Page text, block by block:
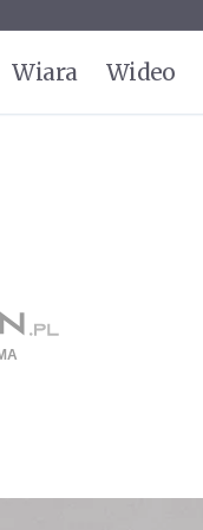
Wiara Wideo